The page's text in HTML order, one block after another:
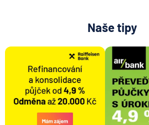
Naše tipy